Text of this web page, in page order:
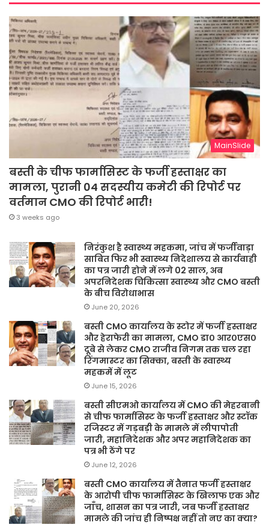
MainSlide
बस्ती के चीफ फार्मासिस्ट के फर्जी हस्ताक्षर का
मामला, पुरानी 04 सदस्यीय कमेटी की रिपोर्ट पर
वर्तमान CMO की रिपोर्ट भारी!
3 weeks ago
निरंकुश है स्वास्थ्य महकमा, जांच में फर्जीवाड़ा
साबित फिर भी स्वास्थ्य निदेशालय से कार्यवाही
का पत्र जारी होने में लगे 02 साल, अब
अपरनिदेशक चिकित्सा स्वास्थ्य और CMO बस्ती
के बीच विरोधाभास
June 20, 2026
बस्ती CMO कार्यालय के स्टोर में फर्जी हस्ताक्षर
और हेराफेरी का मामला, CMO डा० आर०एस०
दूबे से लेकर CMO राजीव निगम तक चल रहा
रिंगमास्टर का सिक्का, बस्ती के स्वास्थ्य
महकमें में लूट
June 15, 2026
बस्ती सीएमओ कार्यालय में CMO की मेहरबानी
से चीफ फार्मासिस्ट के फर्जी हस्ताक्षर और स्टॉक
रजिस्टर में गड़बड़ी के मामले में लीपापोती
जारी, महानिदेशक और अपर महानिदेशक का
पत्र भी ठेंगे पर
June 12, 2026
बस्ती CMO कार्यालय में तैनात फर्जी हस्ताक्षर
के आरोपी चीफ फार्मासिस्ट के खिलाफ एक और
जाँच, शासन का पत्र जारी, जब फर्जी हस्ताक्षर
मामले की जांच ही निष्पक्ष नहीं तो नए का क्या?